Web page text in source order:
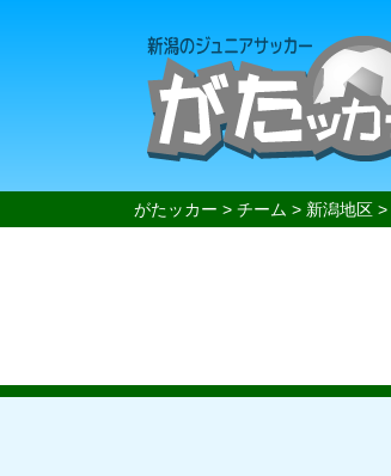
がたッカー > チーム > 新潟地区 >